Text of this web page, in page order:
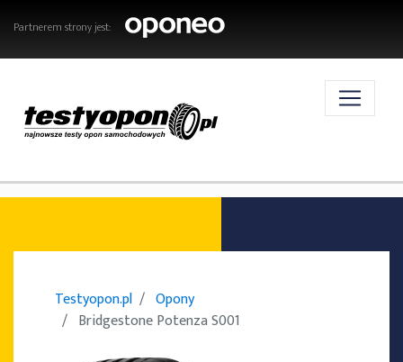
Partnerem strony jest:
AKTUALNOŚCI
OPONY
Testyopon.pl
Opony
Bridgestone Potenza S001